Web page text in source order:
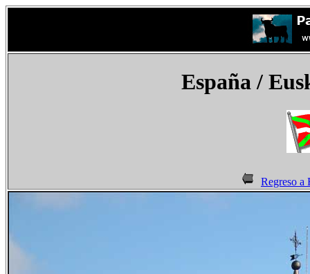
España/
Regreso a